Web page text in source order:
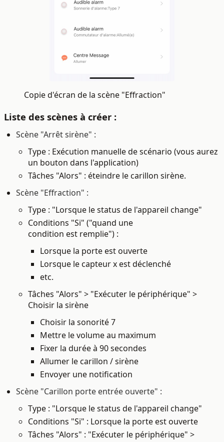
Copie d'écran de la scène "Effraction"
Liste des scènes à créer :
Scène "Arrêt sirène" :
Type : Exécution manuelle de scénario (vous aurez
un bouton dans l'application)
Tâches "Alors" : éteindre le carillon sirène.
Scène "Effraction" :
Type : "Lorsque le status de l'appareil change"
Conditions "Si" ("quand une
condition est remplie") :
Lorsque la porte est ouverte
Lorsque le capteur x est déclenché
etc.
Tâches "Alors" > "Exécuter le périphérique" >
Choisir la sirène
Choisir la sonorité 7
Mettre le volume au maximum
Fixer la durée à 90 secondes
Allumer le carillon / sirène
Envoyer une notification
Scène "Carillon porte entrée ouverte" :
Type : "Lorsque le status de l'appareil change"
Conditions "Si" : Lorsque la porte est ouverte
Tâches "Alors" : "Exécuter le périphérique" >